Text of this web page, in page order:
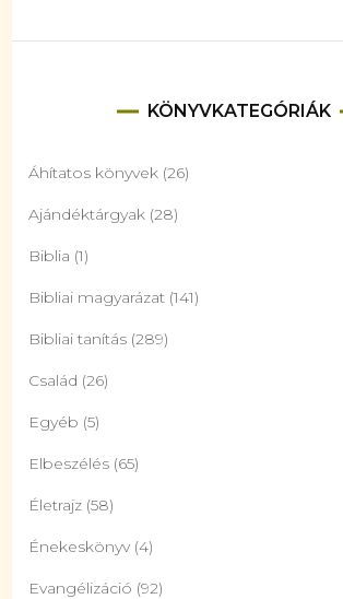
KÖNYVKATEGÓRIÁK
Áhítatos könyvek (26)
Ajándéktárgyak (28)
Biblia (1)
Bibliai magyarázat (141)
Bibliai tanítás (289)
Család (26)
Egyéb (5)
Elbeszélés (65)
Életrajz (58)
Énekeskönyv (4)
Evangélizáció (92)